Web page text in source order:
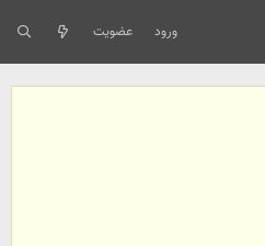
ورود عضویت